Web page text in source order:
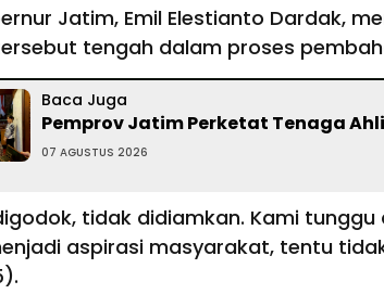
Jatim, Emil Elestianto Dardak,
tengah dalam proses
Baca Juga
Pemprov Jatim Perketat Tenaga
07 AGUSTUS 2026
tidak didiamkan. Kami
aspirasi masyarakat, tentu